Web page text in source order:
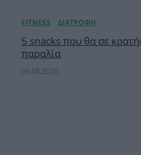
5 snacks που θα σε
παραλία
09.08.2026